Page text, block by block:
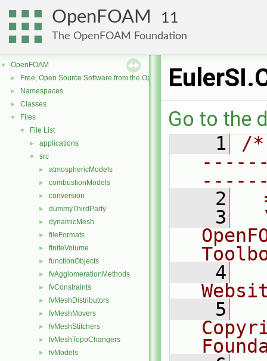
OpenFOAM 11
The OpenFOAM Foundation
▼ OpenFOAM
► Free, Open Source Software from the OpenFOAM Foundation
► Namespaces
► Classes
▼ Files
▼ File List
► applications
▼ src
► atmosphericModels
► combustionModels
► conversion
► dummyThirdParty
► dynamicMesh
► fileFormats
► finiteVolume
► functionObjects
► fvAgglomerationMethods
► fvConstraints
► fvMeshDistributors
► fvMeshMovers
► fvMeshStitchers
► fvMeshTopoChangers
► fvModels
Go to the
    1
/
    2
    3
    4
    5